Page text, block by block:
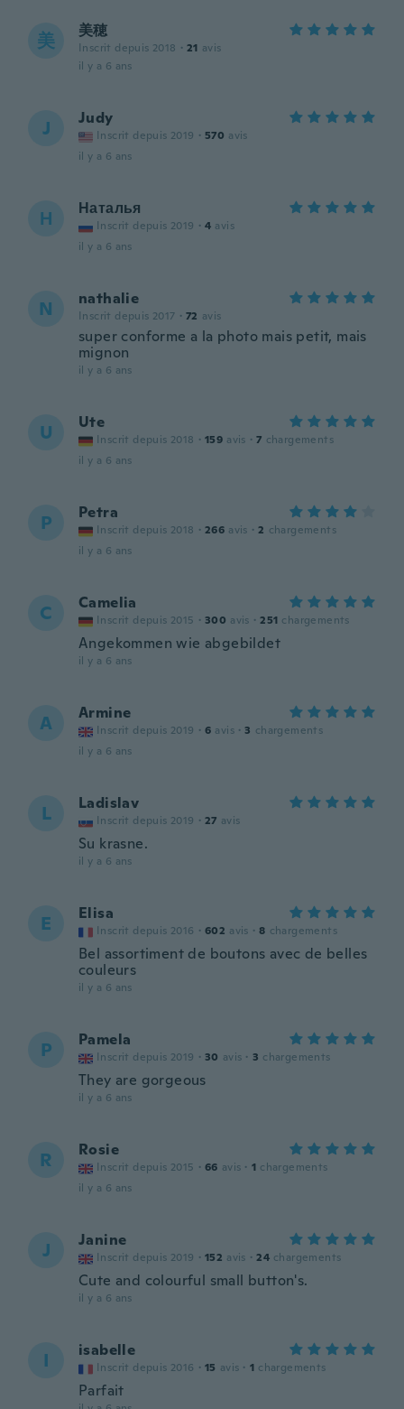
美 美穂
Inscrit depuis 2018 · 21 avis
il y a 6 ans
J Judy
Inscrit depuis 2019 · 570 avis
il y a 6 ans
Н Наталья
Inscrit depuis 2019 · 4 avis
il y a 6 ans
N nathalie
Inscrit depuis 2017 · 72 avis
super conforme a la photo mais petit, mais
mignon
il y a 6 ans
U Ute
Inscrit depuis 2018 · 159 avis · 7 chargements
il y a 6 ans
P Petra
Inscrit depuis 2018 · 266 avis · 2 chargements
il y a 6 ans
C Camelia
Inscrit depuis 2015 · 300 avis · 251 chargements
Angekommen wie abgebildet
il y a 6 ans
A Armine
Inscrit depuis 2019 · 6 avis · 3 chargements
il y a 6 ans
L Ladislav
Inscrit depuis 2019 · 27 avis
Su krasne.
il y a 6 ans
E Elisa
Inscrit depuis 2016 · 602 avis · 8 chargements
Bel assortiment de boutons avec de belles
couleurs
il y a 6 ans
P Pamela
Inscrit depuis 2019 · 30 avis · 3 chargements
They are gorgeous
il y a 6 ans
R Rosie
Inscrit depuis 2015 · 66 avis · 1 chargements
il y a 6 ans
J Janine
Inscrit depuis 2019 · 152 avis · 24 chargements
Cute and colourful small button's.
il y a 6 ans
I isabelle
Inscrit depuis 2016 · 15 avis · 1 chargements
Parfait